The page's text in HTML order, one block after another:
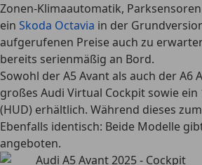
Zonen-Klimaautomatik,
ein Skoda Octavia in der
aufgerufenen Preise auch zu
bereits serienmäßig an Bord.
Sowohl der A5 Avant als auch der
großes Audi Virtual Cockpit sowie
(HUD) erhältlich. Während dieses
Ebenfalls identisch: Beide Modelle
angeboten.